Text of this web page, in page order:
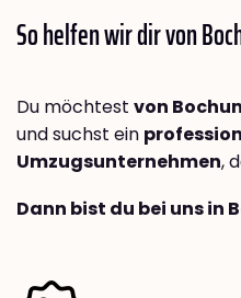
So helfen wir dir von
Du möchtest von
und suchst ein
Umzugsunternehmen,
Dann bist du bei uns in